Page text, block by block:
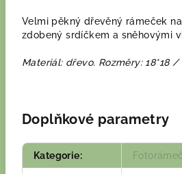
Velmi pěkný dřevěný rámeček
zdobený srdíčkem a sněhovými
Materiál: dřevo. Rozměry: 18*18 /
Doplňkové parametry
Kategorie: